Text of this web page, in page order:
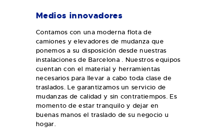
Medios innovadores
Contamos con una moderna flota de
camiones y elevadores de mudanza que
ponemos a su disposición desde nuestras
instalaciones de Barcelona . Nuestros equipos
cuentan con el material y herramientas
necesarios para llevar a cabo toda clase de
traslados. Le garantizamos un servicio de
mudanzas de calidad y sin contratiempos. Es
momento de estar tranquilo y dejar en
buenas manos el traslado de su negocio u
hogar.